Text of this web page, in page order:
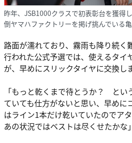
昨年、JSB1000クラスで初表彰台を獲得
倒ヤマハファクトリーを掲げ挑んでいる亀
路面が濡れており、霧雨も降り続く
行われた公式予選では、使えるタイ
が、早めにスリックタイヤに交換し
「もっと乾くまで待とうか？ とい
ていても仕方がないと思い、早めに
はライン1本だけ乾いていたのでア
あの状況ではベストは尽くせたかな」